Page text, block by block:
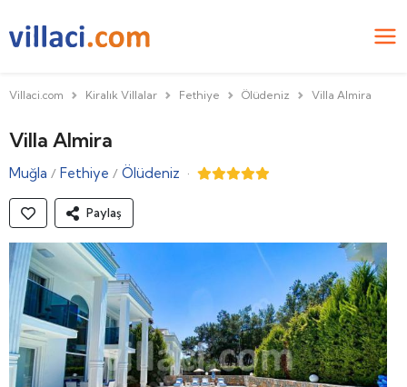
Villaci.com Kiralık Villalar Fethiye Ölüdeniz Villa Almira
Villa Almira
Muğla / Fethiye / Ölüdeniz ·
Paylaş